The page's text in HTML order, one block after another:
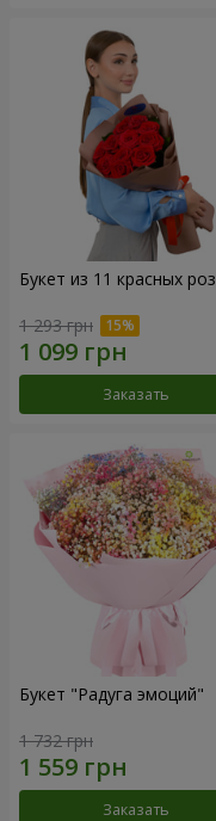
Букет из 11 красных роз
1 293 грн
Заказать
Букет "Радуга эмоций"
1 732 грн
Заказать